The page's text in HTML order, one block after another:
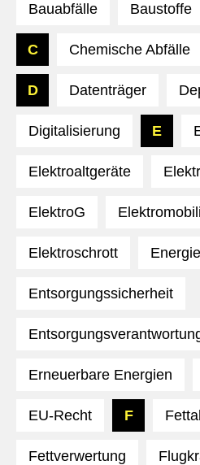
Bauabfälle Baustoffe
C Chemische Abfälle
D Datenträger
Digitalisierung E
Elektroaltgeräte
ElektroG
Elektroschrott
Entsorgungssicherheit
Erneuerbare Energien
EU-Recht F
Fettverwertung